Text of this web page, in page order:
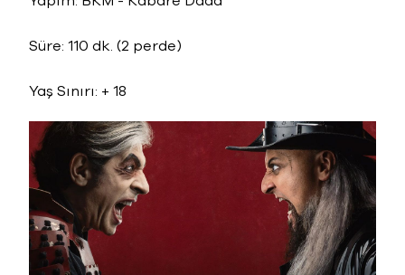
Süre: 110 dk. (2 perde)
Yaş Sınırı: + 18